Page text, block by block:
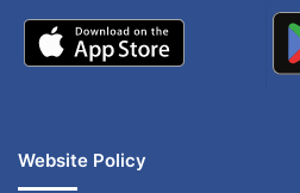
Website Policy